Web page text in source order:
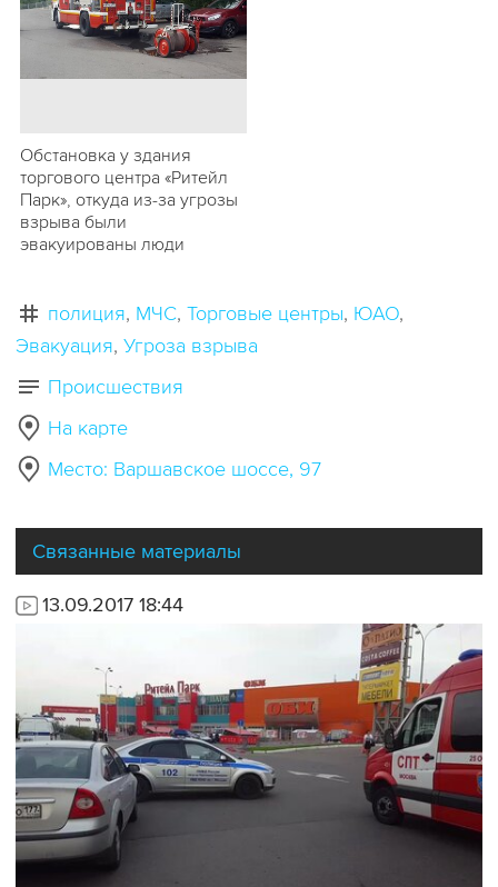
Обстановка у здания
торгового центра «Ритейл
Парк», откуда из-за угрозы
взрыва были
эвакуированы люди
полиция МЧС Торговые центры ЮАО
Эвакуация Угроза взрыва
Происшествия
На карте
Место: Варшавское шоссе, 97
Связанные материалы
13.09.2017 18:44